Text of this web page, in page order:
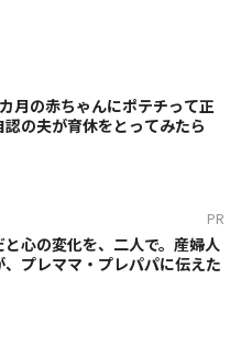
月の赤ちゃんにポテチって正
の夫が育休をとってみたら
PR
心の変化を、二人で。産婦人
プレママ・プレパパに伝えた